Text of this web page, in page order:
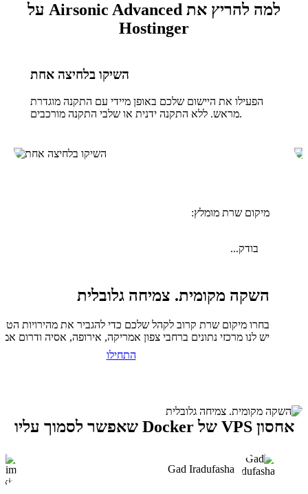
למה להריץ את Airsonic Advanced על
Hostinger
השיקו בלחיצה אחת
הפעילו את היישום שלכם באופן מיידי עם התקנה מוגדרת
מראש. ללא התקנה ידנית או שלבי התקנה מורכבים.
מיקום שרת מומלץ:
בודק...
השקה מקומית. צמיחה גלובלית
בחרו מיקום שרת קרוב לקהל שלכם כדי להגביר את מהירויות
יש לנו מרכזי נתונים ברחבי צפון אמריקה, אירופה, אסיה ודרום
התחילו
אחסון VPS של Docker שאפשר לסמוך עליו
Gad Iradufasha